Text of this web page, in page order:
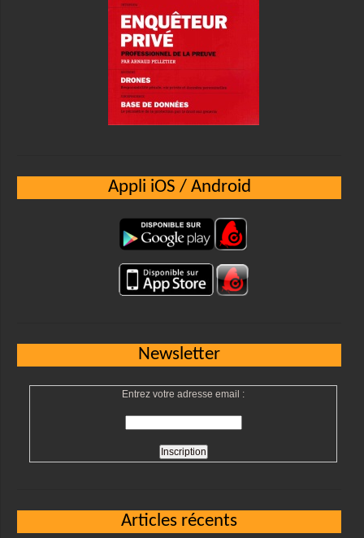
Appli iOS / Android
Newsletter
Entrez votre adresse email :
Articles récents